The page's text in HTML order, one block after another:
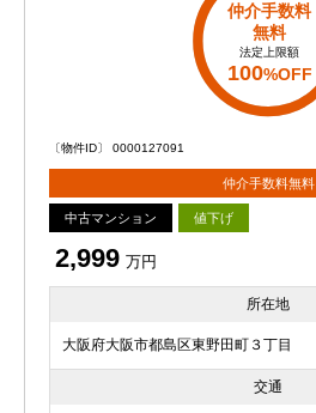
仲介手数料
無料
法定上限額
100%OFF
〔物件ID〕 0000127091
仲介手数料無料
中古マンション 値下げ
2,999 万円
所在地
大阪府大阪市都島区東野田町３丁目
交通